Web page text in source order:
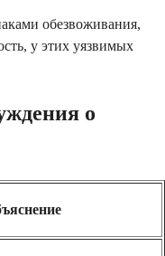
обезвоживания,
у этих уязвимых
о